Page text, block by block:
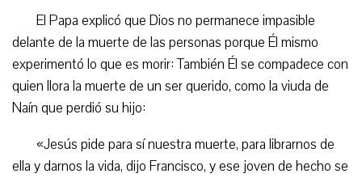
El Papa explicó que Dios no permanece impasible
delante de la muerte de las personas porque Él mismo
experimentó lo que es morir: También Él se compadece con
quien llora la muerte de un ser querido, como la viuda de
Naín que perdió su hijo:
«Jesús pide para sí nuestra muerte, para librarnos de
ella y darnos la vida, dijo Francisco, y ese joven de hecho se